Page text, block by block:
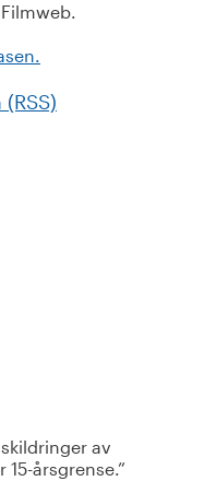
av
årsgrense.